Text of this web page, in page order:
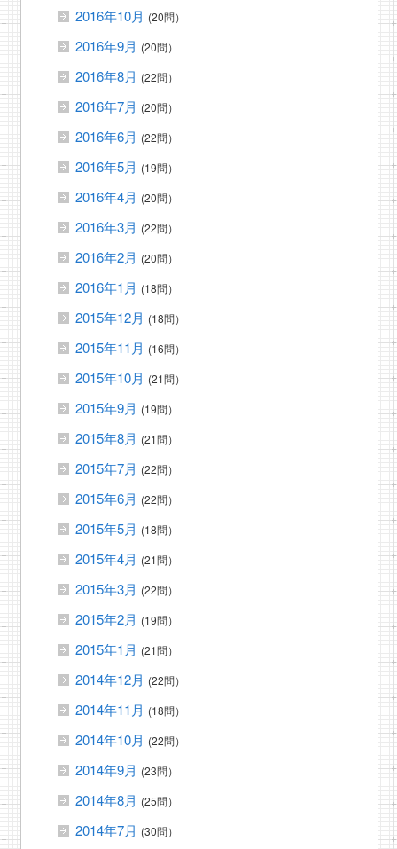
2016年10月 (20問）
2016年9月 (20問）
2016年8月 (22問）
2016年7月 (20問）
2016年6月 (22問）
2016年5月 (19問）
2016年4月 (20問）
2016年3月 (22問）
2016年2月 (20問）
2016年1月 (18問）
2015年12月 (18問）
2015年11月 (16問）
2015年10月 (21問）
2015年9月 (19問）
2015年8月 (21問）
2015年7月 (22問）
2015年6月 (22問）
2015年5月 (18問）
2015年4月 (21問）
2015年3月 (22問）
2015年2月 (19問）
2015年1月 (21問）
2014年12月 (22問）
2014年11月 (18問）
2014年10月 (22問）
2014年9月 (23問）
2014年8月 (25問）
2014年7月 (30問）